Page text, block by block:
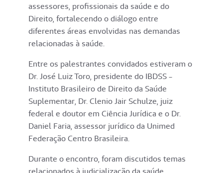
assessores, profissionais da saúde e do
Direito, fortalecendo o diálogo entre
diferentes áreas envolvidas nas demandas
relacionadas à saúde.
Entre os palestrantes convidados estiveram o
Dr. José Luiz Toro, presidente do IBDSS -
Instituto Brasileiro de Direito da Saúde
Suplementar, Dr. Clenio Jair Schulze, juiz
federal e doutor em Ciência Jurídica e o Dr.
Daniel Faria, assessor jurídico da Unimed
Federação Centro Brasileira.
Durante o encontro, foram discutidos temas